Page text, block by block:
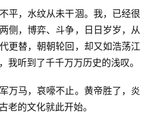
平，水纹从未干涸。我，已经很
侧，博弈、斗争，日日岁岁，从
更替，朝朝轮回，却又如浩荡江
我听到了千千万万历史的浅叹。
万马，哀嚎不止。黄帝胜了，炎
老的文化就此开始。